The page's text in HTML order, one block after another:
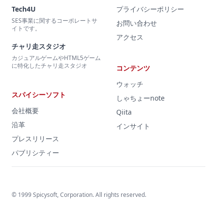
Tech4U
SES事業に関するコーポレートサ
イトです。
チャリ走スタジオ
カジュアルゲームやHTML5ゲーム
に特化したチャリ走スタジオ
スパイシーソフト
会社概要
沿革
プレスリリース
パブリシティー
プライバシーポリシー
お問い合わせ
アクセス
コンテンツ
ウォッチ
しゃちょーnote
Qiita
インサイト
© 1999 Spicysoft, Corporation. All rights reserved.